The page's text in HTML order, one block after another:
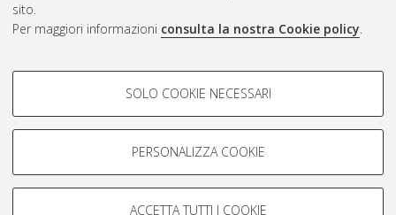
sito.
Per maggiori informazioni consulta la nostra Cookie policy.
COOKIE DI PROFILAZIONE -
Si tratta di cookie utilizzati per analizzare le caratteristiche della
navigazione degli utenti, creare profili in base al loro comportamento
Mostra cookie di profilazione
SOLO COOKIE NECESSARI
PERSONALIZZA COOKIE
ACCETTA TUTTI I COOKIE
ISSN: 2038-7946
Impostazioni Cookie
Informativa sulla privacy
Condizioni d’uso del sito